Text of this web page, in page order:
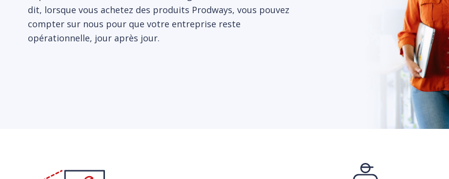
dit, lorsque vous achetez des produits Prodways, vous pouvez
compter sur nous pour que votre entreprise reste
opérationnelle, jour après jour.